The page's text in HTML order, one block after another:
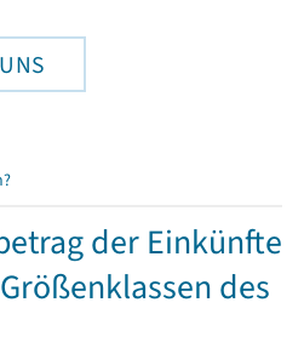
der Einkünfte
des